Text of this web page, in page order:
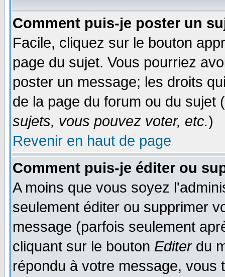
Comment puis-je poster un
Facile, cliquez sur le bouton
page du sujet. Vous pourriez
poster un message; les droits
de la page du forum ou du sujet
sujets, vous pouvez voter, etc.)
Revenir en haut de page
Comment puis-je éditer ou
A moins que vous soyez
seulement éditer ou supprimer
message (parfois seulement
cliquant sur le bouton Editerdu
répondu à votre message, vous